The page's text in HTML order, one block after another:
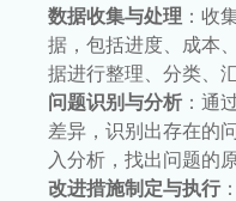
数据收集与处理 ：收
据，包括进度、成本
据进行整理、分类、
问题识别与分析 ：通
差异，识别出存在的
入分析，找出问题的
改进措施制定与执行